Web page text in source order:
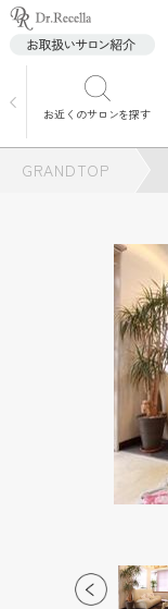
お近くのサロンを探す
GRANDTOP